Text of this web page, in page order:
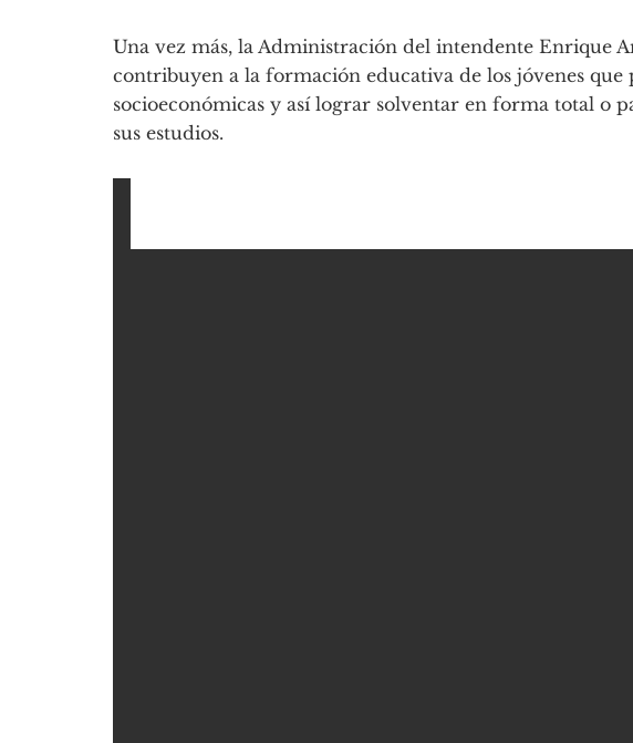
Una vez más, la Administración del intendente Enrique
contribuyen a la formación educativa de los jóvenes que
socioeconómicas y así lograr solventar en forma total o
sus estudios.